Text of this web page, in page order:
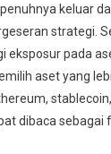
keluar
strategi.
eksposur pada
aset yang
dibaca sebagai